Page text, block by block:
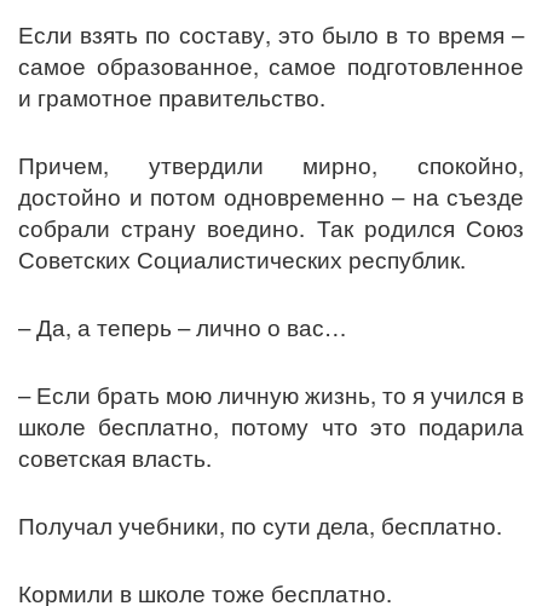
Если взять по составу, это было в то время –
самое образованное, самое подготовленное
и грамотное правительство.
Причем, утвердили мирно, спокойно,
достойно и потом одновременно – на съезде
собрали страну воедино. Так родился Союз
Советских Социалистических республик.
– Да, а теперь – лично о вас…
– Если брать мою личную жизнь, то я учился в
школе бесплатно, потому что это подарила
советская власть.
Получал учебники, по сути дела, бесплатно.
Кормили в школе тоже бесплатно.